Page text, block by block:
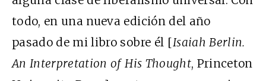
todo, en una nueva edición del año
pasado de mi libro sobre él [Isaiah Berlin.
An Interpretation of His Thought, Princeton